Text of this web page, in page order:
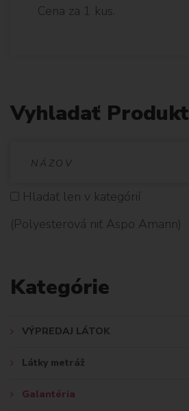
Cena za 1 kus.
Vyhladať Produkt
D
Hladať len v kategórií
(Polyesterová niť Aspo Amann)
Kategórie
VÝPREDAJ LÁTOK
Látky metráž
Galantéria